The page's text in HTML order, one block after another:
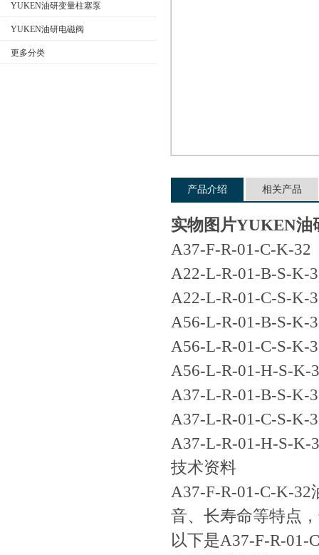
YUKEN油研变量柱塞泵
YUKEN油研电磁阀
更多分类
产品介绍 相关产品
实物图片YUKEN油
A37-F-R-01-C-K-32
A22-L-R-01-B-S-K-
A22-L-R-01-C-S-K-
A56-L-R-01-B-S-K-
A56-L-R-01-C-S-K-
A56-L-R-01-H-S-K-
A37-L-R-01-B-S-K-
A37-L-R-01-C-S-K-
A37-L-R-01-H-S-K-
技术资料
A37-F-R-01-C-K-32
音、长寿命等特点
以下是A37-F-R-01-